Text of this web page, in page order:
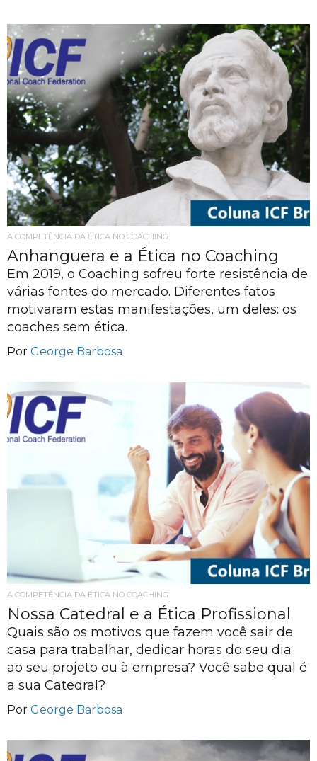
A COMPETÊNCIA DA ÉTICA NO COACHING
Anhanguera e a Ética no Coaching
Em 2019, o Coaching sofreu forte resistência de
várias fontes do mercado. Diferentes fatos
motivaram estas manifestações, um deles: os
coaches sem ética.
Por George Barbosa
A COMPETÊNCIA DA ÉTICA NO COACHING
Nossa Catedral e a Ética Profissional
Quais são os motivos que fazem você sair de
casa para trabalhar, dedicar horas do seu dia
ao seu projeto ou à empresa? Você sabe qual é
a sua Catedral?
Por George Barbosa